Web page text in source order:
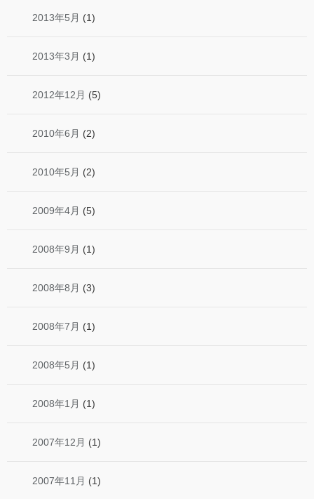
2013年5月 (1)
2013年3月 (1)
2012年12月 (5)
2010年6月 (2)
2010年5月 (2)
2009年4月 (5)
2008年9月 (1)
2008年8月 (3)
2008年7月 (1)
2008年5月 (1)
2008年1月 (1)
2007年12月 (1)
2007年11月 (1)